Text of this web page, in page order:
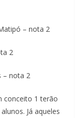
– nota 2
2
nota 2
conceito 1 terão
Já aqueles